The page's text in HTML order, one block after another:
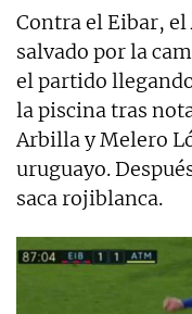
Contra el Eibar, el
salvado por la
el partido
la piscina tras
Arbilla y Melero
uruguayo.
saca rojiblanca.